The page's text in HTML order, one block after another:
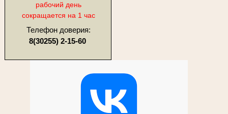
рабочий день
сокращается на 1 час
Телефон доверия:
8(30255) 2-15-60